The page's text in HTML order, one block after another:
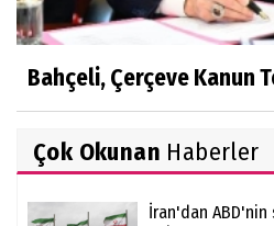
Bahçeli, Çerçeve Kanun
Çok Okunan Haberler
İran'dan ABD'nin